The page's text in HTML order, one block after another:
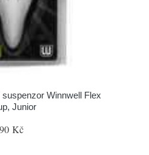
Winnwell Flex
Junior
Kč